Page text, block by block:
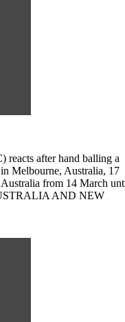
reacts after hand balling a
Melbourne, Australia, 17
from 14 March
AND NEW